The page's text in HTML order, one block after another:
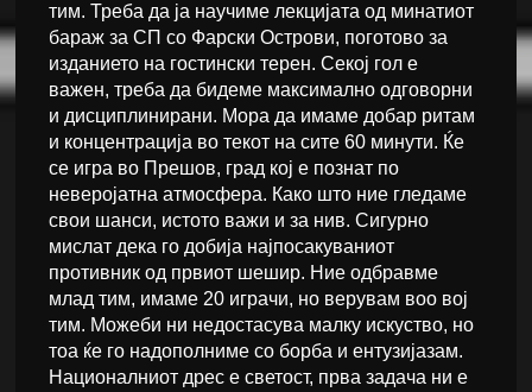
тим. Треба да ја научиме лекцијата од минатиот
бараж за СП со Фарски Острови, поготово за
изданието на гостински терен. Секој гол е
важен, треба да бидеме максимално одговорни
и дисциплинирани. Мора да имаме добар ритам
и концентрација во текот на сите 60 минути. Ќе
се игра во Прешов, град кој е познат по
неверојатна атмосфера. Како што ние гледаме
свои шанси, истото важи и за нив. Сигурно
мислат дека го добија најпосакуваниот
противник од првиот шешир. Ние одбравме
млад тим, имаме 20 играчи, но верувам воо вој
тим. Можеби ни недостасува малку искуство, но
тоа ќе го надополниме со борба и ентузијазам.
Националниот дрес е светост, прва задача ни е